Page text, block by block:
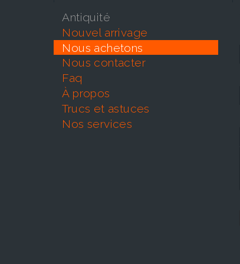
antiquité
nouvel arrivage
nous achetons
nous contacter
faq
À propos
trucs et astuces
nos services